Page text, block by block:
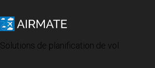
Solutions de planification de vol